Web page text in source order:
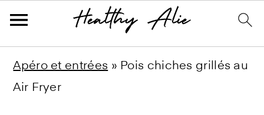
Apéro et entrées » Pois chiches grillés au
Air Fryer